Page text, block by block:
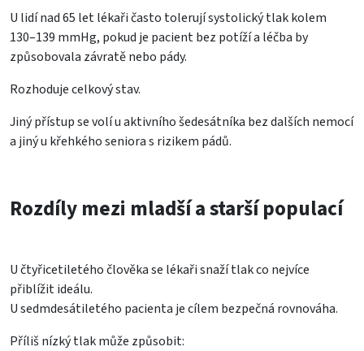
U lidí nad 65 let lékaři často tolerují systolický tlak kolem
130–139 mmHg, pokud je pacient bez potíží a léčba by
způsobovala závratě nebo pády.
Rozhoduje celkový stav.
Jiný přístup se volí u aktivního šedesátníka bez dalších nemocí
a jiný u křehkého seniora s rizikem pádů.
Rozdíly mezi mladší a starší populací
U čtyřicetiletého člověka se lékaři snaží tlak co nejvíce
přiblížit ideálu.
U sedmdesátiletého pacienta je cílem bezpečná rovnováha.
Příliš nízký tlak může způsobit: